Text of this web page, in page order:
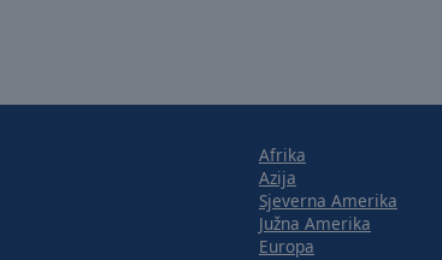
Afrika
Azija
Sjeverna Amerika
Južna Amerika
Europa